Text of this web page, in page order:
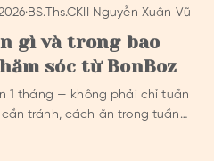
·BS.Ths.CKII Nguyễn Xuân Vũ
gì và trong bao
sóc từ BonBoz
1 tháng — không phải chỉ tuần
tránh, cách ăn trong tuần